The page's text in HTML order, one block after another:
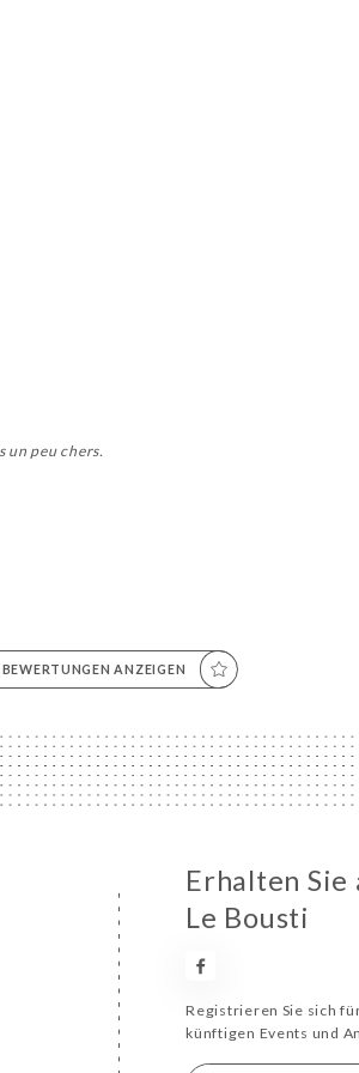
un peu chers.
BEWERTUNGEN ANZEIGEN
Erhalten Sie
Le Bousti
Registrieren Sie sich
künftigen Events und